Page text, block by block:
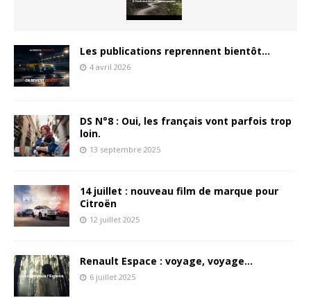
Les publications reprennent bientôt…
4 avril 2026
DS N°8 : Oui, les français vont parfois trop
loin.
13 septembre 2025
14 juillet : nouveau film de marque pour
Citroën
12 juillet 2025
Renault Espace : voyage, voyage…
6 juillet 2025